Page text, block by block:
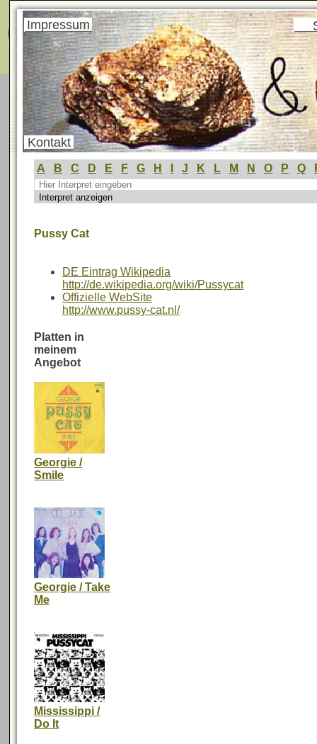
Menü
Impressum
Kontakt
A B C D E F G H J K L M N O P Q
Pussy Cat
DE Eintrag Wikipedia
http://de.wikipedia.org/wiki/Pussycat
Offizielle WebSite
http://www.pussy-cat.nl/
Platten in
meinem
Angebot
Georgie /
Smile
Georgie / Take
Me
Mississippi /
Do It